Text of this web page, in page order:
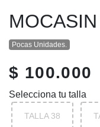
Pocas Unidades.
$ 100.000
Selecciona tu talla
TALLA 38